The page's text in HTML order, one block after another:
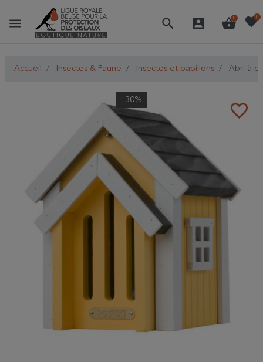
menu search account_box shopping_basket
0 favorite0
Accueil Insectes & Faune Insectes et papillons Abri à
favorite_border
-30%